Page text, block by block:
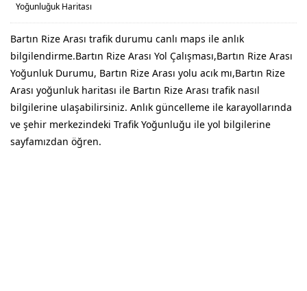
Yoğunluğuk Haritası
Bartın Rize Arası trafik durumu canlı maps ile anlık
bilgilendirme.Bartın Rize Arası Yol Çalışması,Bartın Rize Arası
Yoğunluk Durumu, Bartın Rize Arası yolu acık mı,Bartın Rize
Arası yoğunluk haritası ile Bartın Rize Arası trafik nasıl
bilgilerine ulaşabilirsiniz. Anlık güncelleme ile karayollarında
ve şehir merkezindeki Trafik Yoğunluğu ile yol bilgilerine
sayfamızdan öğren.